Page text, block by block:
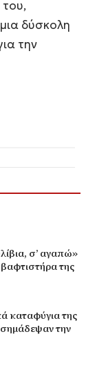
δύσκολη
την
σ’ αγαπώ»
της
καταφύγια της
την